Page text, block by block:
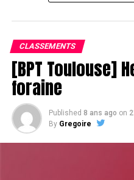
CLASSEMENTS
[BPT Toulouse]
foraine
Published 8 ans ago on
By Gregoire